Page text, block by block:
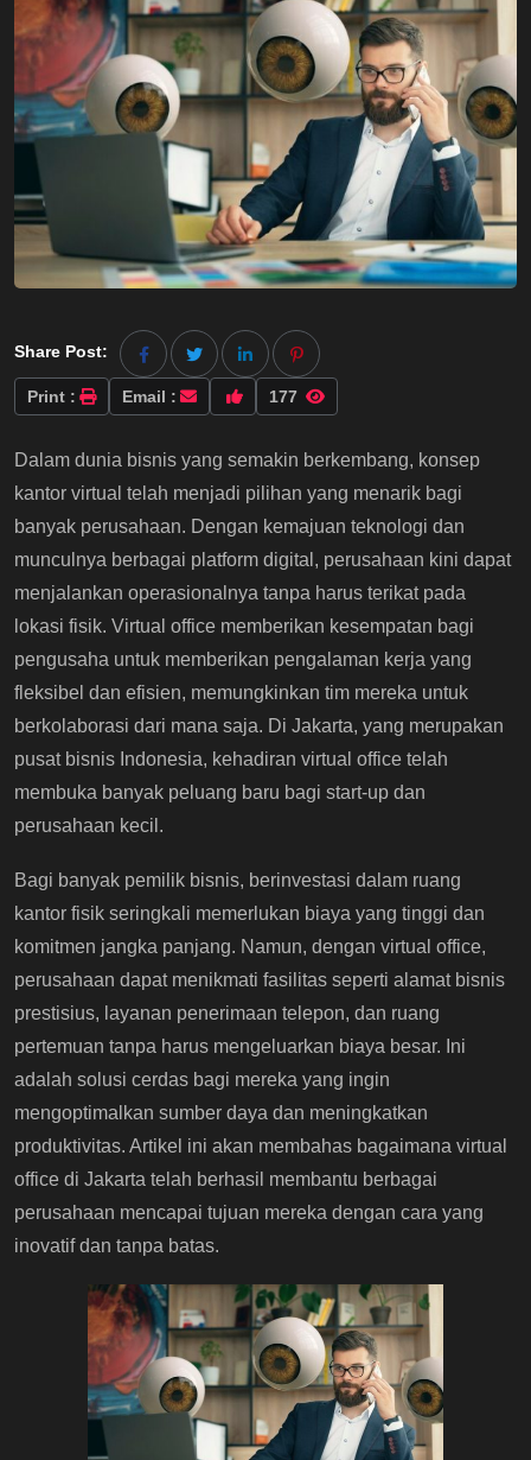
Share Post:
Print : Email : 177
Dalam dunia bisnis yang semakin berkembang, konsep
kantor virtual telah menjadi pilihan yang menarik bagi
banyak perusahaan. Dengan kemajuan teknologi dan
munculnya berbagai platform digital, perusahaan kini dapat
menjalankan operasionalnya tanpa harus terikat pada
lokasi fisik. Virtual office memberikan kesempatan bagi
pengusaha untuk memberikan pengalaman kerja yang
fleksibel dan efisien, memungkinkan tim mereka untuk
berkolaborasi dari mana saja. Di Jakarta, yang merupakan
pusat bisnis Indonesia, kehadiran virtual office telah
membuka banyak peluang baru bagi start-up dan
perusahaan kecil.
Bagi banyak pemilik bisnis, berinvestasi dalam ruang
kantor fisik seringkali memerlukan biaya yang tinggi dan
komitmen jangka panjang. Namun, dengan virtual office,
perusahaan dapat menikmati fasilitas seperti alamat bisnis
prestisius, layanan penerimaan telepon, dan ruang
pertemuan tanpa harus mengeluarkan biaya besar. Ini
adalah solusi cerdas bagi mereka yang ingin
mengoptimalkan sumber daya dan meningkatkan
produktivitas. Artikel ini akan membahas bagaimana virtual
office di Jakarta telah berhasil membantu berbagai
perusahaan mencapai tujuan mereka dengan cara yang
inovatif dan tanpa batas.